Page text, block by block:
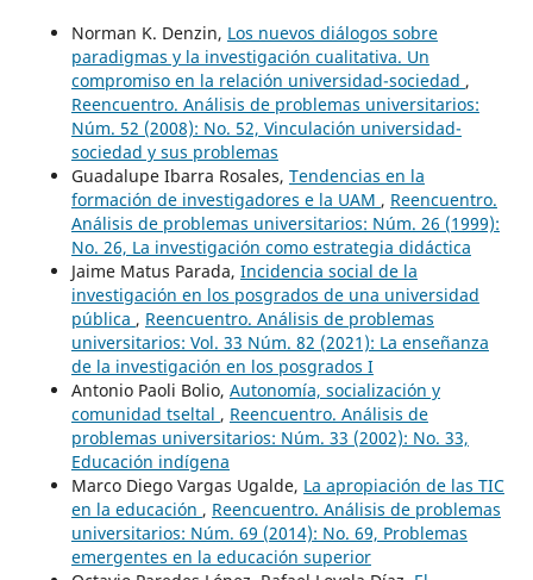
Norman K. Denzin, Los nuevos diálogos sobre
paradigmas y la investigación cualitativa. Un
compromiso en la relación universidad-sociedad ,
Reencuentro. Análisis de problemas universitarios:
Núm. 52 (2008): No. 52, Vinculación universidad-
sociedad y sus problemas
Guadalupe Ibarra Rosales, Tendencias en la
formación de investigadores e la UAM , Reencuentro.
Análisis de problemas universitarios: Núm. 26 (1999):
No. 26, La investigación como estrategia didáctica
Jaime Matus Parada, Incidencia social de la
investigación en los posgrados de una universidad
pública , Reencuentro. Análisis de problemas
universitarios: Vol. 33 Núm. 82 (2021): La enseñanza
de la investigación en los posgrados I
Antonio Paoli Bolio, Autonomía, socialización y
comunidad tseltal , Reencuentro. Análisis de
problemas universitarios: Núm. 33 (2002): No. 33,
Educación indígena
Marco Diego Vargas Ugalde, La apropiación de las TIC
en la educación , Reencuentro. Análisis de problemas
universitarios: Núm. 69 (2014): No. 69, Problemas
emergentes en la educación superior